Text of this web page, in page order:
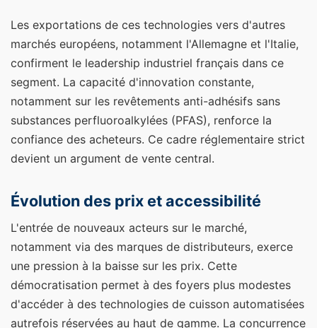
Les exportations de ces technologies vers d'autres
marchés européens, notamment l'Allemagne et l'Italie,
confirment le leadership industriel français dans ce
segment. La capacité d'innovation constante,
notamment sur les revêtements anti-adhésifs sans
substances perfluoroalkylées (PFAS), renforce la
confiance des acheteurs. Ce cadre réglementaire strict
devient un argument de vente central.
Évolution des prix et accessibilité
L'entrée de nouveaux acteurs sur le marché,
notamment via des marques de distributeurs, exerce
une pression à la baisse sur les prix. Cette
démocratisation permet à des foyers plus modestes
d'accéder à des technologies de cuisson automatisées
autrefois réservées au haut de gamme. La concurrence